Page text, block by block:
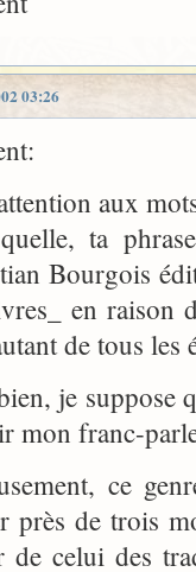
03:26
aux
ta
Bourgois
en raison
de tous les
je suppose
mon franc-
ce
près de trois
de celui des